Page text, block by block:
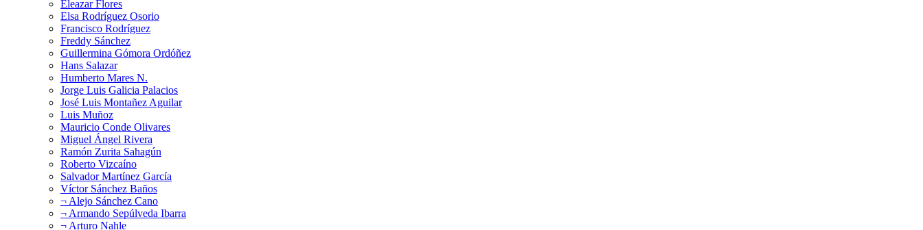
Eleazar Flores
Elsa Rodríguez Osorio
Francisco Rodríguez
Freddy Sánchez
Guillermina Gómora Ordóñez
Hans Salazar
Humberto Mares N.
Jorge Luis Galicia Palacios
José Luis Montañez Aguilar
Luis Muñoz
Mauricio Conde Olivares
Miguel Ángel Rivera
Ramón Zurita Sahagún
Roberto Vizcaíno
Salvador Martínez García
Víctor Sánchez Baños
¬ Alejo Sánchez Cano
¬ Armando Sepúlveda Ibarra
¬ Arturo Nahle